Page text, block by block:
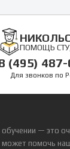
ПОМОЩЬ
(495)
Для звонков по
— это
может помочь